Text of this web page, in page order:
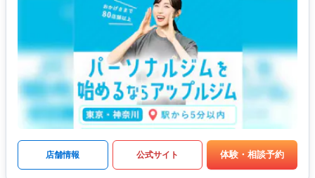
店舗情報 公式サイト 体験・相談予約